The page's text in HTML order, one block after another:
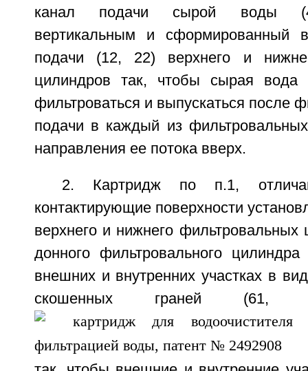
канал подачи сырой воды
вертикальным и сформированный
подачи (12, 22) верхнего и
цилиндров так, чтобы сырая вода
фильтроваться и выпускаться после
подачи в каждый из
направления ее потока вверх.
2. Картридж по п.1,
контактирующие поверхности
верхнего и нижнего
донного фильтровального
внешних и внутренних участках в
скошенных граней